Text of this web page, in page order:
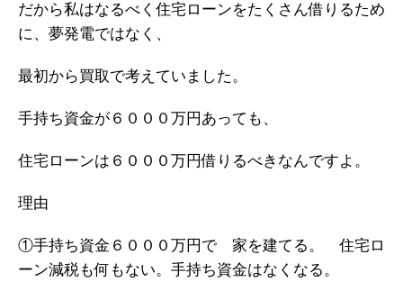
だから私はなるべく住宅ローンをたくさん借りるため
に、夢発電ではなく、
最初から買取で考えていました。
手持ち資金が６０００万円あっても、
住宅ローンは６０００万円借りるべきなんですよ。
理由
①手持ち資金６０００万円で 家を建てる。 住宅ロ
ーン減税も何もない。手持ち資金はなくなる。